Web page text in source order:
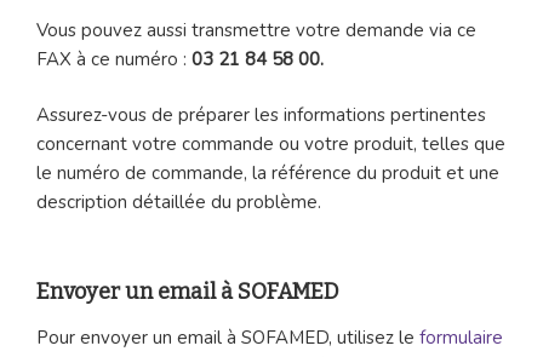
Vous pouvez aussi transmettre votre demande via ce
FAX à ce numéro : 03 21 84 58 00.
Assurez-vous de préparer les informations pertinentes
concernant votre commande ou votre produit, telles que
le numéro de commande, la référence du produit et une
description détaillée du problème.
Envoyer un email à SOFAMED
Pour envoyer un email à SOFAMED, utilisez le formulaire